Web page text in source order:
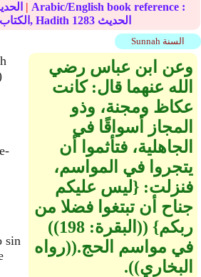
| Arabic/English book reference :
الكتاب, Hadith 1283 الحديث
Sunnah السنة
sin
وعن ابن عباس رضي
الله عنهما قال‏:‏ كانت
عكاظ ومجنة، وذو
المجاز أسواقًا في
الجاهلية، فتأثموا أن
يتجروا في المواسم،
فنزلت‏:‏ ‏{‏ليس عليكم
جناح أن تبتغوا فضلا من
ربكم‏}‏ ‏(‏‏(‏البقرة‏:‏ 198‏)‏‏)‏
في مواسم الحج‏.‏‏(‏‏(‏رواه
البخاري‏)‏‏)‏‏.‏